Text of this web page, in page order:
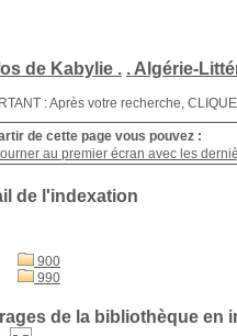
de Kabylie . . Algérie-
: Après votre recherche,
de cette page vous pouvez :
au premier écran avec les
de l'indexation
900
990
de la bibliothèque en